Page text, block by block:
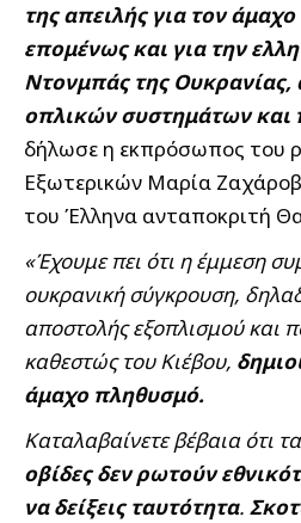
της απειλής για τον
επομένως και για την
Ντονμπάς της
οπλικών συστημάτων και
δήλωσε η εκπρόσωπος του
Εξωτερικών Μαρία
του Έλληνα ανταποκριτή
«Έχουμε πει ότι η έμμεση
ουκρανική σύγκρουση,
αποστολής εξοπλισμού και
καθεστώς του Κιέβου,
άμαχο πληθυσμό.
Καταλαβαίνετε βέβαια ότι
οβίδες δεν ρωτούν
να δείξεις ταυτότητα.